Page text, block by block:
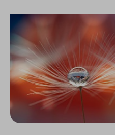
Se anunció el objetivo de reducción de emisiones de gases de efecto invernadero